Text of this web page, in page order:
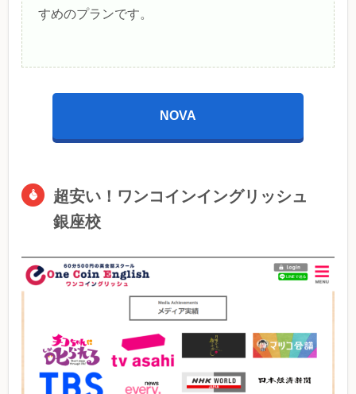
すめのプランです。
NOVA
超安い！ワンコインイングリッシュ
銀座校